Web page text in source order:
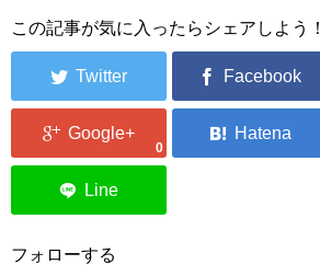
この記事が気に入ったらシェアしよう！
0
フォローする